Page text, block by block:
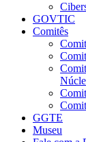
GOVTIC
Comitês
GGTE
Museu